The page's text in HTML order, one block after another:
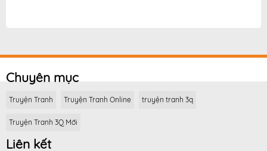
Chuyên mục
Truyện Tranh Truyện Tranh Online truyện tranh 3q
Truyện Tranh 3Q Mới
Liên kết